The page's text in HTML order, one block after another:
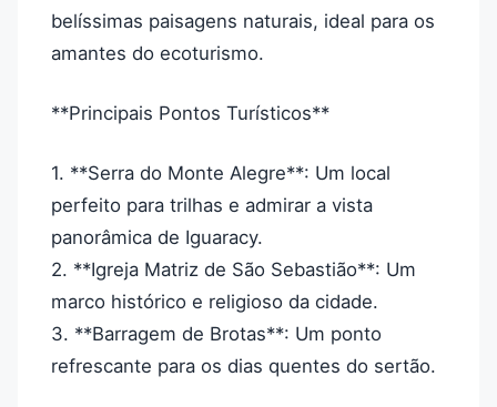
belíssimas paisagens naturais, ideal para os
amantes do ecoturismo.
**Principais Pontos Turísticos**
1. **Serra do Monte Alegre**: Um local
perfeito para trilhas e admirar a vista
panorâmica de Iguaracy.
2. **Igreja Matriz de São Sebastião**: Um
marco histórico e religioso da cidade.
3. **Barragem de Brotas**: Um ponto
refrescante para os dias quentes do sertão.